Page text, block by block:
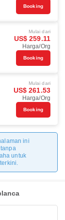
Booking
Mulai dari
US$ 259.11
Harga/Org
Booking
Mulai dari
US$ 261.53
Harga/Org
Booking
ini
untuk